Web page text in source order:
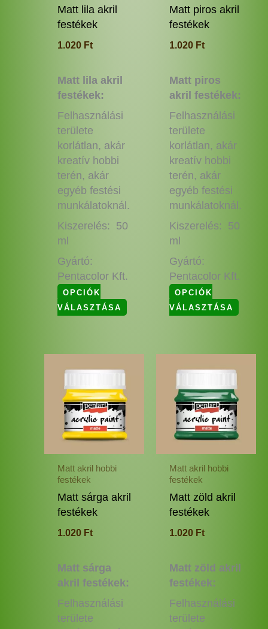
Matt lila akril
festékek
1.020 Ft
Matt lila akril
festékek:
Felhasználási
területe
korlátlan, akár
kreatív hobbi
terén, akár
egyéb festési
munkálatoknál.
Kiszerelés: 50
ml
Gyártó:
Pentacolor Kft.
OPCIÓK
VÁLASZTÁSA
termékoldalon
választhatók
Matt piros akril
festékek
1.020 Ft
Matt piros
akril festékek:
Felhasználási
területe
korlátlan, akár
kreatív hobbi
terén, akár
egyéb festési
munkálatoknál.
Kiszerelés: 50
ml
Gyártó:
Pentacolor Kft.
OPCIÓK
VÁLASZTÁSA
Matt akril hobbi
festékek
Matt sárga akril
festékek
1.020 Ft
Matt sárga
akril festékek:
Felhasználási
területe
terméknek
több
van.
változatok
termékoldalon
választhatók
Matt akril hobbi
festékek
Matt zöld akril
festékek
1.020 Ft
Matt zöld akril
festékek:
Felhasználási
területe
van.